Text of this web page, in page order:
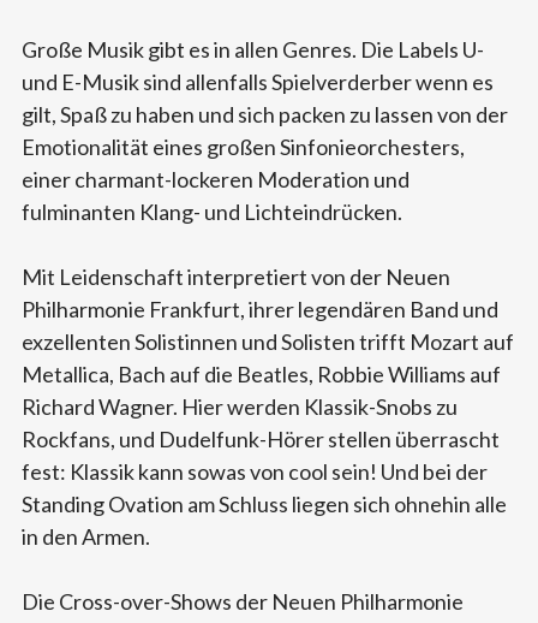
Große Musik gibt es in allen Genres. Die Labels U-
und E-Musik sind allenfalls Spielverderber wenn es
gilt, Spaß zu haben und sich packen zu lassen von der
Emotionalität eines großen Sinfonieorchesters,
einer charmant-lockeren Moderation und
fulminanten Klang- und Lichteindrücken.
Mit Leidenschaft interpretiert von der Neuen
Philharmonie Frankfurt, ihrer legendären Band und
exzellenten Solistinnen und Solisten trifft Mozart auf
Metallica, Bach auf die Beatles, Robbie Williams auf
Richard Wagner. Hier werden Klassik-Snobs zu
Rockfans, und Dudelfunk-Hörer stellen überrascht
fest: Klassik kann sowas von cool sein! Und bei der
Standing Ovation am Schluss liegen sich ohnehin alle
in den Armen.
Die Cross-over-Shows der Neuen Philharmonie